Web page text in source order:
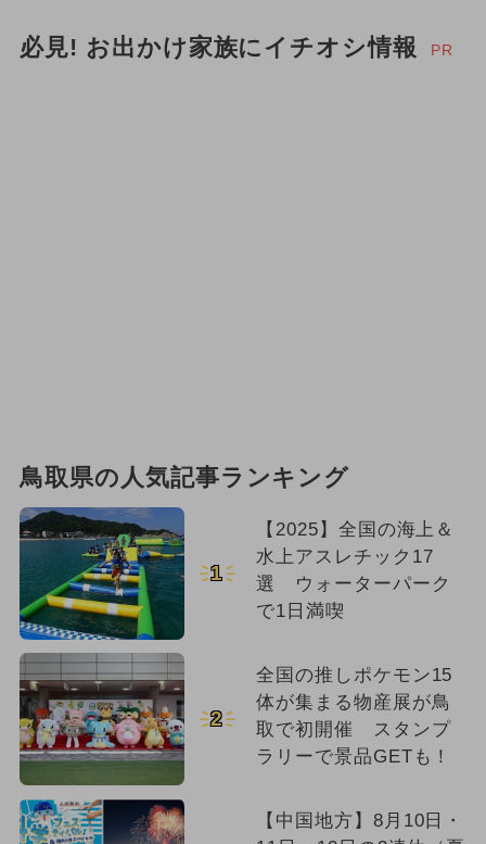
必見! お出かけ家族にイチオシ情報 PR
鳥取県の人気記事ランキング
1
【2025】全国の海上＆
水上アスレチック17
選 ウォーターパーク
で1日満喫
2
全国の推しポケモン15
体が集まる物産展が鳥
取で初開催 スタンプ
ラリーで景品GETも！
【中国地方】8月10日・